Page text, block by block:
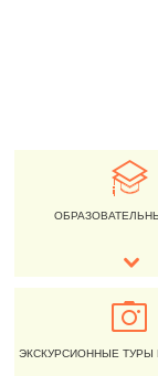
ЭКСКУРСИОННЫЕ ТУРЫ